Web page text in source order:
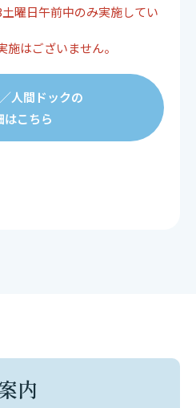
曜日午前中のみ実施してい
はございません。
人間ドックの
はこちら
内